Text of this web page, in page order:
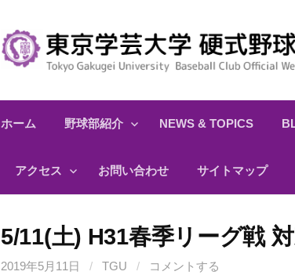
ホーム 野球部紹介 NEWS & TOPICS
アクセス お問い合わせ サイトマップ
5/11(土) H31春季リーグ戦
2019年5月11日 / TGU / コメントする